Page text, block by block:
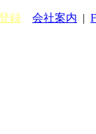
録 会社案内 |